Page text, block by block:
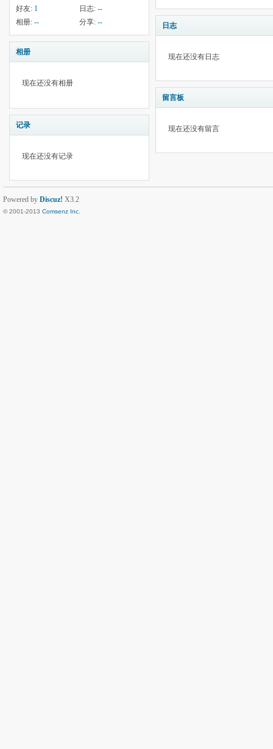
好友: 1 日志: --
相册: -- 分享: --
相册
现在还没有相册
记录
现在还没有记录
日志
现在还没有日志
留言板
现在还没有留言
Powered by Discuz! X3.2
© 2001-2013 Comsenz Inc.